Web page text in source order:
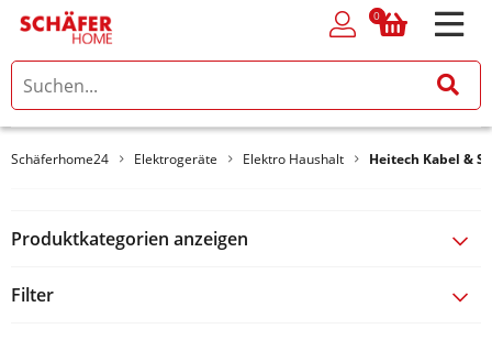
0
0
Schäferhome24 Elektrogeräte Elektro Haushalt Heitech Kabel &
Produktkategorien anzeigen
Filter